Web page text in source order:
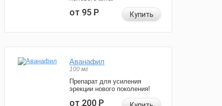
от 95Р Купить
Аванафил
100 мг
Препарат для усиления
эрекции нового поколения!
от 200Р